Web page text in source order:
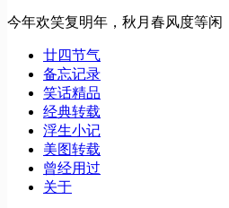
今年欢笑复明年，秋月春风度等闲
廿四节气
备忘记录
笑话精品
经典转载
浮生小记
美图转载
曾经用过
关于